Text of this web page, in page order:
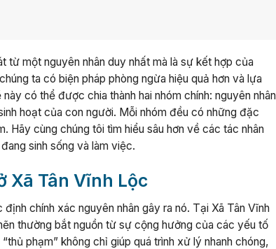
từ một nguyên nhân duy nhất mà là sự kết hợp của
ta có biện pháp phòng ngừa hiệu quả hơn và lựa
có thể được chia thành hai nhóm chính: nguyên nhân
hoạt của con người. Mỗi nhóm đều có những đặc
cùng chúng tôi tìm hiểu sâu hơn về các tác nhân
sinh sống và làm việc.
Xã Tân Vĩnh Lộc
chính xác nguyên nhân gây ra nó. Tại Xã Tân Vĩnh
thường bắt nguồn từ sự cộng hưởng của các yếu tố
phạm” không chỉ giúp quá trình xử lý nhanh chóng,